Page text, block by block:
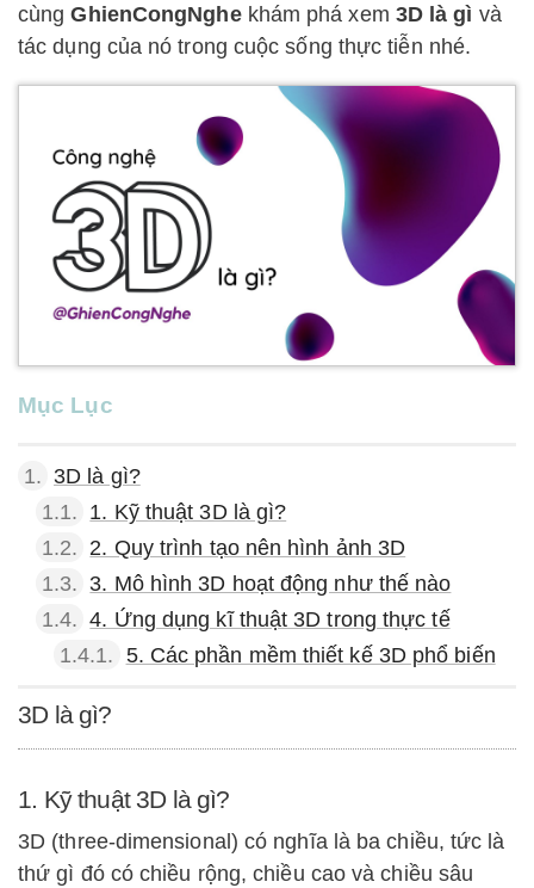
cùngGhienCongNghekhám phá xem 3D là gì và
tác dụng của nó trong cuộc sống thực tiễn nhé.
Mục Lục
1. 3D là gì?
1.1. 1. Kỹ thuật 3D là gì?
1.2. 2. Quy trình tạo nên hình ảnh 3D
1.3. 3. Mô hình 3D hoạt động như thế nào
1.4. 4. Ứng dụng kĩ thuật 3D trong thực tế
1.4.1. 5. Các phần mềm thiết kế 3D phổ biến
3D là gì?
1. Kỹ thuật 3D là gì?
3D (three-dimensional) có nghĩa là ba chiều, tức là
thứ gì đó có chiều rộng, chiều cao và chiều sâu